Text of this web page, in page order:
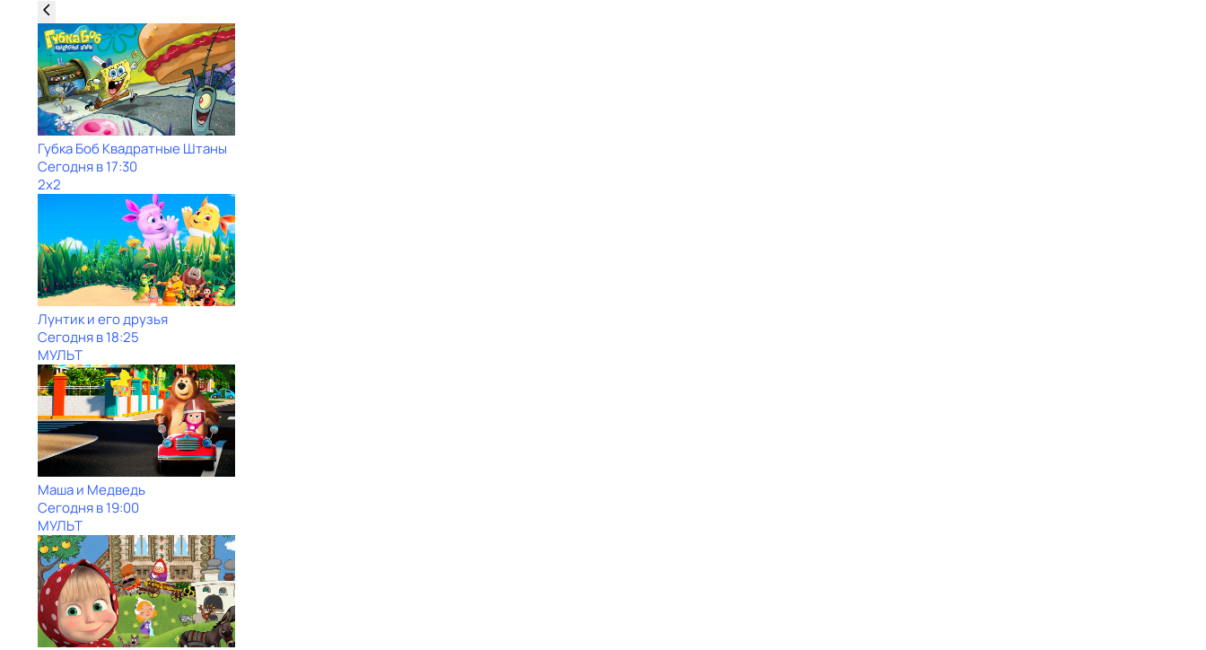
Губка Боб Квадратные Штаны
Сегодня в 17:30
2x2
Лунтик и его друзья
Сегодня в 18:25
МУЛЬТ
Маша и Медведь
Сегодня в 19:00
МУЛЬТ